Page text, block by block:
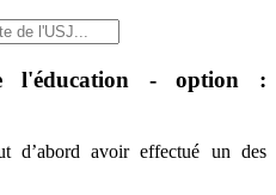
l'éducation - option :
d’abord avoir effectué un des